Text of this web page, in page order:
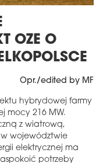
OZE O
Opr./edited by MF
hybrydowej farmy
mocy 216 MW.
z wiatrową,
w województwie
elektrycznej ma
potrzeby